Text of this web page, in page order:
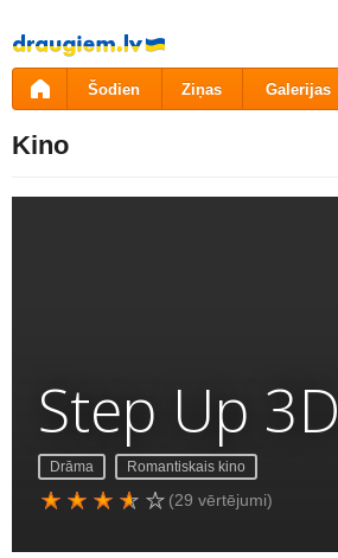
Pāriet
uz
saturu
Šodien Ziņas Galerijas
Kino
Step Up 3D
Drāma Romantiskais kino
(29 vērtējumi)